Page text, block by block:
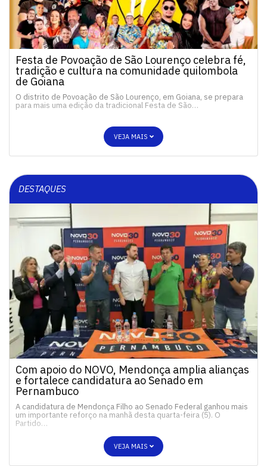
Festa de Povoação de São Lourenço celebra fé,
tradição e cultura na comunidade quilombola
de Goiana
O distrito de Povoação de São Lourenço, em Goiana, se prepara
para mais uma edição da tradicional Festa de São…
VEJA MAIS
DESTAQUES
Com apoio do NOVO, Mendonça amplia alianças
e fortalece candidatura ao Senado em
Pernambuco
A candidatura de Mendonça Filho ao Senado Federal ganhou mais
um importante reforço na manhã desta quarta-feira (5). O
Partido…
VEJA MAIS